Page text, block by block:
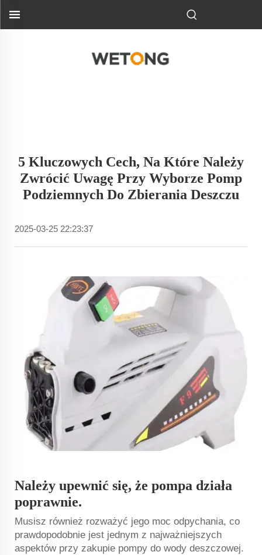
5 Kluczowych Cech, Na Które Należy
Zwrócić Uwagę Przy Wyborze Pomp
Podziemnych Do Zbierania Deszczu
2025-03-25 22:23:37
Należy upewnić się, że pompa działa
poprawnie.
Musisz również rozważyć jego moc odpychania, co
prawdopodobnie jest jednym z najważniejszych
aspektów przy zakupie pompy do wody deszczowej.